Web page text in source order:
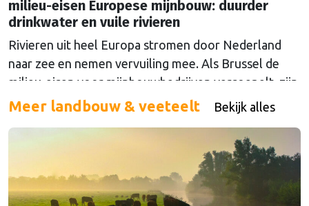
milieu-eisen Europese mijnbouw: duurder
drinkwater en vuile rivieren
Rivieren uit heel Europa stromen door Nederland
naar zee en nemen vervuiling mee. Als Brussel de
milieu-eisen voor mijnbouwbedrijven versoepelt, zijn
het de Nederlandse drinkwaterbedrijven die dat
Meer landbouw & veeteelt Bekijk alles